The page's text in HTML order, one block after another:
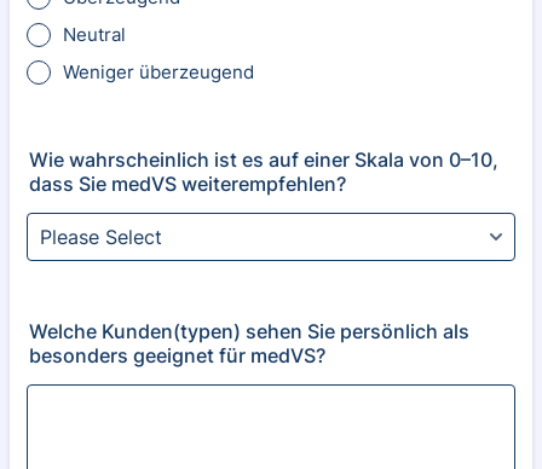
Neutral
Weniger überzeugend
Wie wahrscheinlich ist es auf einer Skala von 0–10,
dass Sie medVS weiterempfehlen?
Welche Kunden(typen) sehen Sie persönlich als
besonders geeignet für medVS?